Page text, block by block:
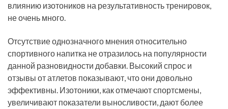
влиянию изотоников на результативность тренировок,
не очень много.
Отсутствие однозначного мнения относительно
спортивного напитка не отразилось на популярности
данной разновидности добавки. Высокий спрос и
отзывы от атлетов показывают, что они довольно
эффективны. Изотоники, как отмечают спортсмены,
увеличивают показатели выносливости, дают более